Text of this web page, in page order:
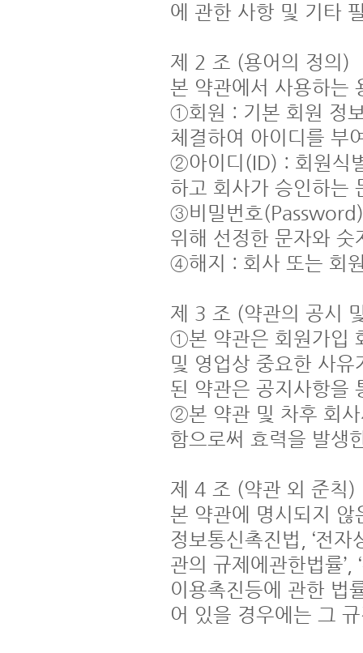
에 관한 사항 및 기타
제 2 조 (용어의 정의)
본 약관에서 사용하는
①회원 : 기본 회원 정
체결하여 아이디를 부
②아이디(ID) : 회원식
하고 회사가 승인하는
③비밀번호
위해 선정한 문자와 숫
④해지 : 회사 또는 회
제 3 조 (약관의 공시
①본 약관은 회원가입
및 영업상 중요한 사
된 약관은 공지사항을
②본 약관 및 차후 회사
함으로써 효력을 발생
제 4 조 (약관 외 준칙)
본 약관에 명시되지
정보통신촉진법, ‘전자
관의 규제에관한법률’,
이용촉진등에 관한 법
어 있을 경우에는 그